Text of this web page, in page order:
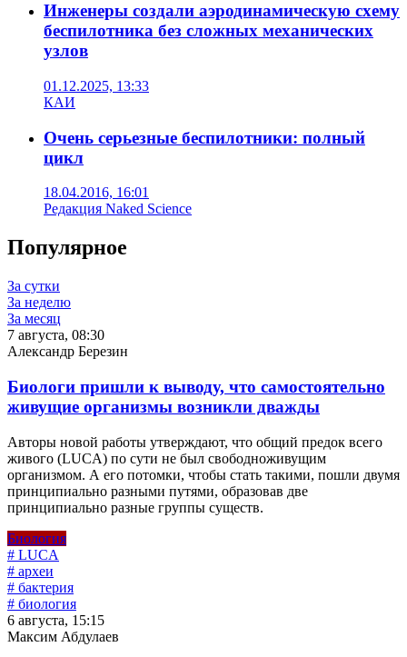
Инженеры создали аэродинамическую схему
беспилотника без сложных механических
узлов
01.12.2025, 13:33
КАИ
Очень серьезные беспилотники: полный
цикл
18.04.2016, 16:01
Редакция Naked Science
Популярное
За сутки
За неделю
За месяц
7 августа, 08:30
Александр Березин
Биологи пришли к выводу, что самостоятельно
живущие организмы возникли дважды
Авторы новой работы утверждают, что общий предок всего
живого (LUCA) по сути не был свободноживущим
организмом. А его потомки, чтобы стать такими, пошли двумя
принципиально разными путями, образовав две
принципиально разные группы существ.
Биология
# LUCA
# археи
# бактерия
# биология
6 августа, 15:15
Максим Абдулаев